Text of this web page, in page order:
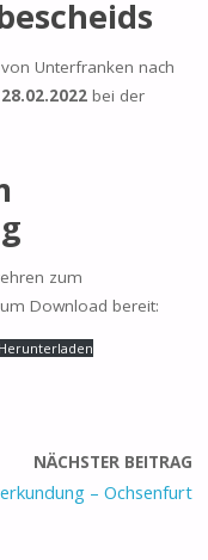
Unterfranken nach
28.02.2022 bei der
zum
Download bereit:
Herunterladen
NÄCHSTER BEITRAG
– Ochsenfurt